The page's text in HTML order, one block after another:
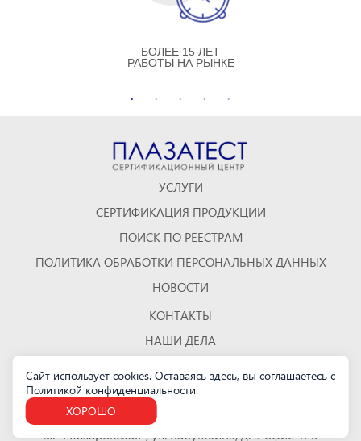
БОЛЕЕ 15 ЛЕТ
РАБОТЫ НА РЫНКЕ
УСЛУГИ
СЕРТИФИКАЦИЯ ПРОДУКЦИИ
ПОИСК ПО РЕЕСТРАМ
ПОЛИТИКА ОБРАБОТКИ ПЕРСОНАЛЬНЫХ ДАННЫХ
НОВОСТИ
КОНТАКТЫ
НАШИ ДЕЛА
КАРТА САЙТА
Санкт-Петербург
м. "Елизаровская", ул. Бабушкина, д. 3 офис 423
Сайт использует cookies. Оставаясь здесь, вы соглашаетесь с
Политикой конфиденциальности.
ХОРОШО